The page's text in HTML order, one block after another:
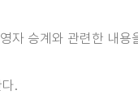
자 승계와 관련한 내용
.